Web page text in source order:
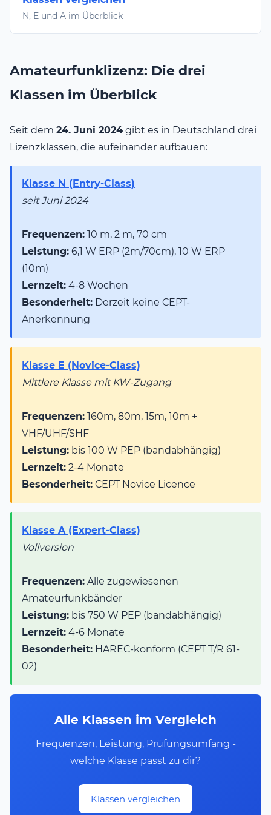
N, E und A im Überblick
Amateurfunklizenz: Die drei
Klassen im Überblick
Seit dem 24. Juni 2024 gibt es in Deutschland drei
Lizenzklassen, die aufeinander aufbauen:
Klasse N (Entry-Class)
seit Juni 2024
Frequenzen: 10 m, 2 m, 70 cm
Leistung: 6,1 W ERP (2m/70cm), 10 W ERP
(10m)
Lernzeit: 4-8 Wochen
Besonderheit: Derzeit keine CEPT-
Anerkennung
Klasse E (Novice-Class)
Mittlere Klasse mit KW-Zugang
Frequenzen: 160m, 80m, 15m, 10m +
VHF/UHF/SHF
Leistung: bis 100 W PEP (bandabhängig)
Lernzeit: 2-4 Monate
Besonderheit: CEPT Novice Licence
Klasse A (Expert-Class)
Vollversion
Frequenzen: Alle zugewiesenen
Amateurfunkbänder
Leistung: bis 750 W PEP (bandabhängig)
Lernzeit: 4-6 Monate
Besonderheit: HAREC-konform (CEPT T/R 61-
02)
Alle Klassen im Vergleich
Frequenzen, Leistung, Prüfungsumfang -
welche Klasse passt zu dir?
Klassen vergleichen